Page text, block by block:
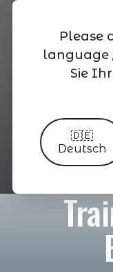
Skip
Please
language
Sie
🇩🇪
Deutsch